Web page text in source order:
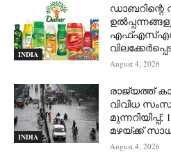
INDIA
ഡാബറിന്റെ
August 4, 2026
INDIA
രാജ്യത്ത്
വിവിധ
മഴയ്ക്ക്
August 4, 2026